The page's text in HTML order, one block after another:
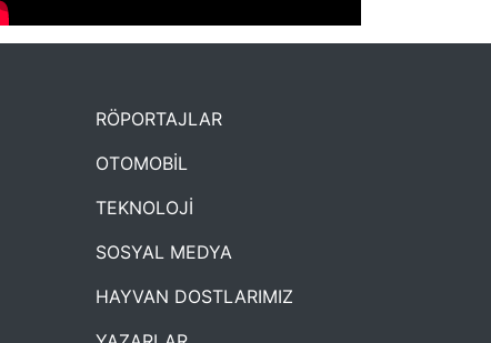
RÖPORTAJLAR
OTOMOBİL
TEKNOLOJİ
SOSYAL MEDYA
HAYVAN DOSTLARIMIZ